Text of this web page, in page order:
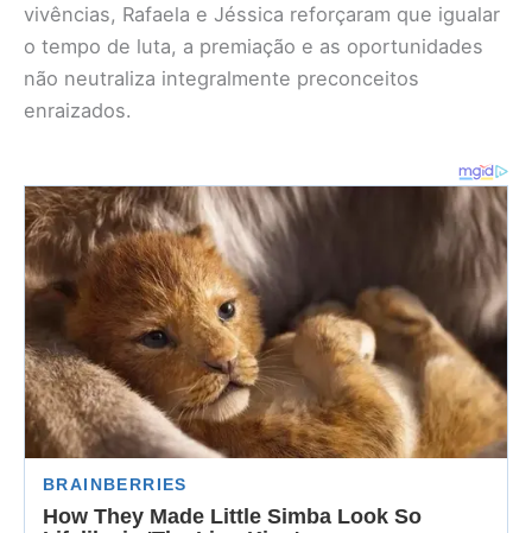
vivências, Rafaela e Jéssica reforçaram que igualar
o tempo de luta, a premiação e as oportunidades
não neutraliza integralmente preconceitos
enraizados.